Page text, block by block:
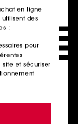
en ligne
utilisent des
:
pour
et sécuriser
désactivés.
et
des